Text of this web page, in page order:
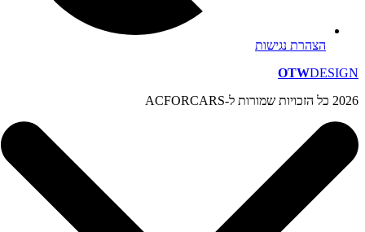
הצהרת נגישות
OTWDESIGN
2026 כל הזכויות שמורות ל-ACFORCARS